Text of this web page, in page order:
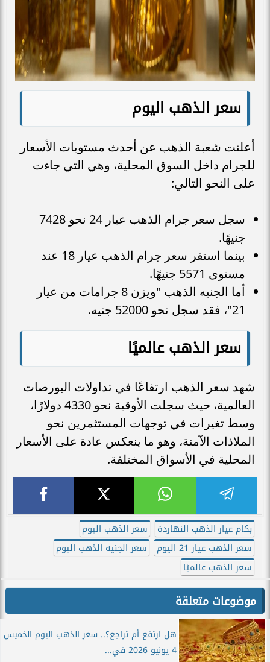
سعر الذهب اليوم
أعلنت شعبة الذهب عن أحدث مستويات الأسعار
للجرام داخل السوق المحلية، وهي التي جاءت
على النحو التالي:
سجل سعر جرام الذهب عيار 24 نحو 7428
جنيهًا.
بينما استقر سعر جرام الذهب عيار 18 عند
مستوى 5571 جنيهًا.
أما الجنيه الذهب "ويزن 8 جرامات من عيار
21"، فقد سجل نحو 52000 جنيه.
سعرالذهب عالميًا
شهد سعر الذهب ارتفاعًا في تداولات البورصات
العالمية، حيث سجلت الأوقية نحو 4330 دولارًا،
وسط تغيرات في توجهات المستثمرين نحو
الملاذات الآمنة، وهو ما ينعكس عادة على الأسعار
المحلية في الأسواق المختلفة.
بكام عيار الذهب النهاردة
سعر الذهب اليوم
سعر الذهب عيار 21 اليوم
سعر الجنيه الذهب اليوم
سعر الذهب عالميًا
موضوعات متعلقة
هل ارتفع أم تراجع؟.. سعر الذهب اليوم الخميس
4 يونيو 2026 في...